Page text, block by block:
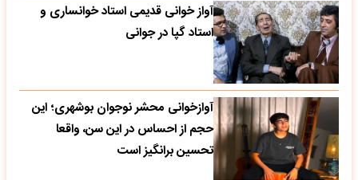
آواز خوانی قدیمی استاد خوانساری و
استاد گپا در جوانی
آوازخوانی محشر نوجوان بوشهری؛ این
حجم از احساس در این سن، واقعا
تحسین‌ برانگیز است